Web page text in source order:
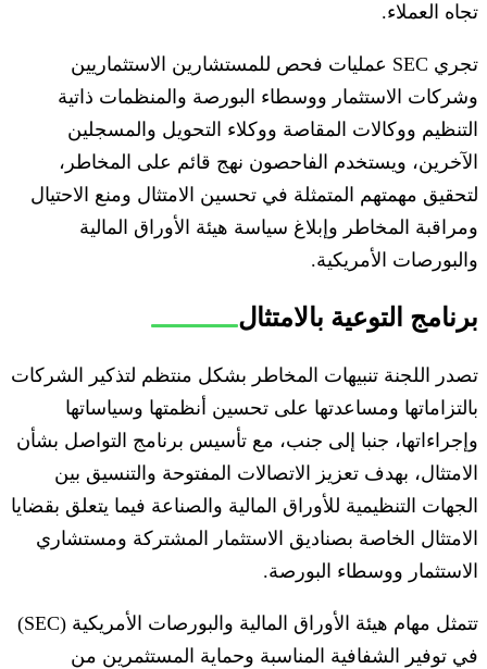
تجاه العملاء.
تجري SEC عمليات فحص للمستشارين الاستثماريين
وشركات الاستثمار ووسطاء البورصة والمنظمات ذاتية
التنظيم ووكالات المقاصة ووكلاء التحويل والمسجلين
الآخرين، ويستخدم الفاحصون نهج قائم على المخاطر،
لتحقيق مهمتهم المتمثلة في تحسين الامتثال ومنع الاحتيال
ومراقبة المخاطر وإبلاغ سياسة هيئة الأوراق المالية
والبورصات الأمريكية.
برنامج التوعية بالامتثال
تصدر اللجنة تنبيهات المخاطر بشكل منتظم لتذكير الشركات
بالتزاماتها ومساعدتها على تحسين أنظمتها وسياساتها
وإجراءاتها، جنبا إلى جنب، مع تأسيس برنامج التواصل بشأن
الامتثال، بهدف تعزيز الاتصالات المفتوحة والتنسيق بين
الجهات التنظيمية للأوراق المالية والصناعة فيما يتعلق بقضايا
الامتثال الخاصة بصناديق الاستثمار المشتركة ومستشاري
الاستثمار ووسطاء البورصة.
تتمثل مهام هيئة الأوراق المالية والبورصات الأمريكية (SEC)
في توفير الشفافية المناسبة وحماية المستثمرين من